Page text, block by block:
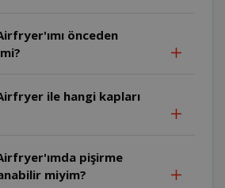
önceden
ile hangi kapları
pişirme
miyim?